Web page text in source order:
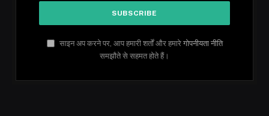
साइन अप करने पर, आप हमारी शर्तों और हमारे गोपनीयता नीति
समझौते से सहमत होते हैं।